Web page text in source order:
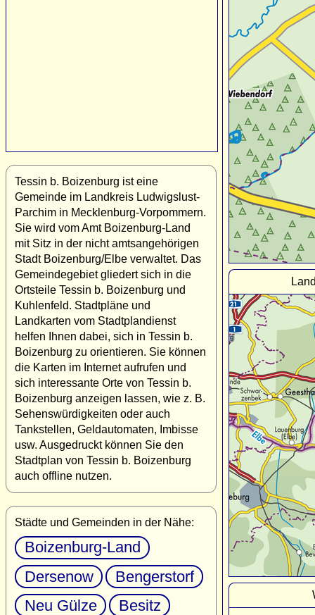
Tessin b. Boizenburg ist eine
Gemeinde im Landkreis Ludwigslust-
Parchim in Mecklenburg-Vorpommern.
Sie wird vom Amt Boizenburg-Land
mit Sitz in der nicht amtsangehörigen
Stadt Boizenburg/Elbe verwaltet. Das
Gemeindegebiet gliedert sich in die
Ortsteile Tessin b. Boizenburg und
Kuhlenfeld. Stadtpläne und
Landkarten vom Stadtplandienst
helfen Ihnen dabei, sich in Tessin b.
Boizenburg zu orientieren. Sie können
die Karten im Internet aufrufen und
sich interessante Orte von Tessin b.
Boizenburg anzeigen lassen, wie z. B.
Sehenswürdigkeiten oder auch
Tankstellen, Geldautomaten, Imbisse
usw. Ausgedruckt können Sie den
Stadtplan von Tessin b. Boizenburg
auch offline nutzen.
Städte und Gemeinden in der Nähe:
Boizenburg-Land
Dersenow
Bengerstorf
Neu Gülze
Besitz